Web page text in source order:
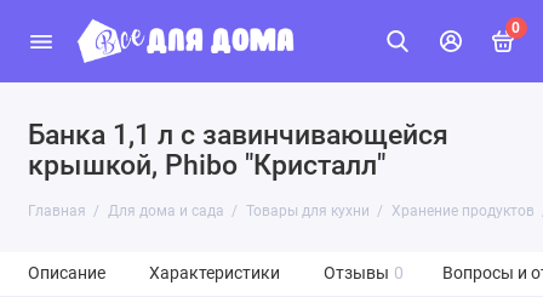
0
Банка 1,1 л с завинчивающейся
крышкой, Phibo "Кристалл"
Главная Для дома и сада Товары для кухни Хранение продуктов
Описание Характеристики Отзывы 0 Вопросы и